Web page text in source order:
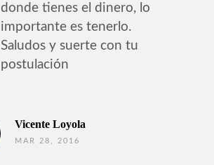
donde tienes el dinero, lo
importante es tenerlo.
Saludos y suerte con tu
postulación
Vicente Loyola
MAR 28, 2016